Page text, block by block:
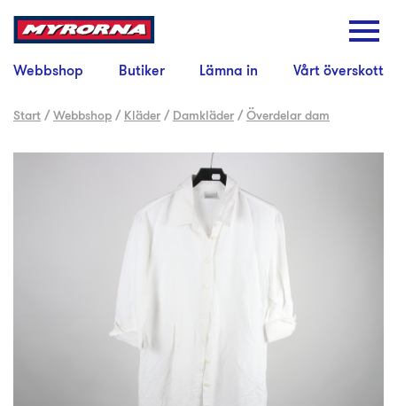
Webbshop Butiker Lämna in Vårt överskott
Start /Webbshop / Kläder / Damkläder /Överdelar dam